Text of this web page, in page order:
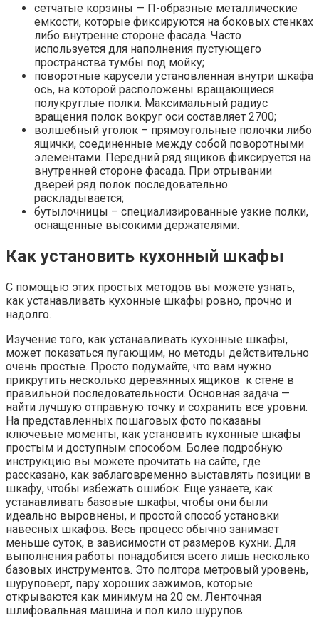
сетчатые корзины — П-образные металлические
емкости, которые фиксируются на боковых стенках
либо внутренне стороне фасада. Часто
используется для наполнения пустующего
пространства тумбы под мойку;
поворотные карусели установленная внутри шкафа
ось, на которой расположены вращающиеся
полукруглые полки. Максимальный радиус
вращения полок вокруг оси составляет 2700;
волшебный уголок – прямоугольные полочки либо
ящички, соединенные между собой поворотными
элементами. Передний ряд ящиков фиксируется на
внутренней стороне фасада. При отрывании
дверей ряд полок последовательно
раскладывается;
бутылочницы – специализированные узкие полки,
оснащенные высокими держателями.
Как установить кухонный шкафы
С помощью этих простых методов вы можете узнать,
как устанавливать кухонные шкафы ровно, прочно и
надолго.
Изучение того, как устанавливать кухонные шкафы,
может показаться пугающим, но методы действительно
очень простые. Просто подумайте, что вам нужно
прикрутить несколько деревянных ящиков к стене в
правильной последовательности. Основная задача —
найти лучшую отправную точку и сохранить все уровни.
На представленных пошаговых фото показаны
ключевые моменты, как установить кухонные шкафы
простым и доступным способом. Более подробную
инструкцию вы можете прочитать на сайте, где
рассказано, как заблаговременно выставлять позиции в
шкафу, чтобы избежать ошибок. Еще узнаете, как
устанавливать базовые шкафы, чтобы они были
идеально выровнены, и простой способ установки
навесных шкафов. Весь процесс обычно занимает
меньше суток, в зависимости от размеров кухни. Для
выполнения работы понадобится всего лишь несколько
базовых инструментов. Это полтора метровый уровень,
шуруповерт, пару хороших зажимов, которые
открываются как минимум на 20 см. Ленточная
шлифовальная машина и пол кило шурупов.